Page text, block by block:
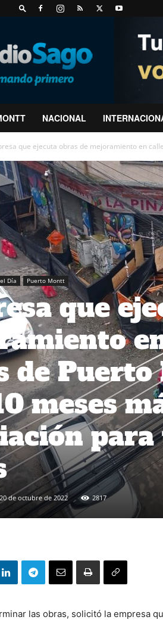
NACIONAL
que ejecuta obras de mejoramiento en
Día Puerto Montt
que
de
meses
20 de octubre de 2022 2817
las obras, solicitó la empresa